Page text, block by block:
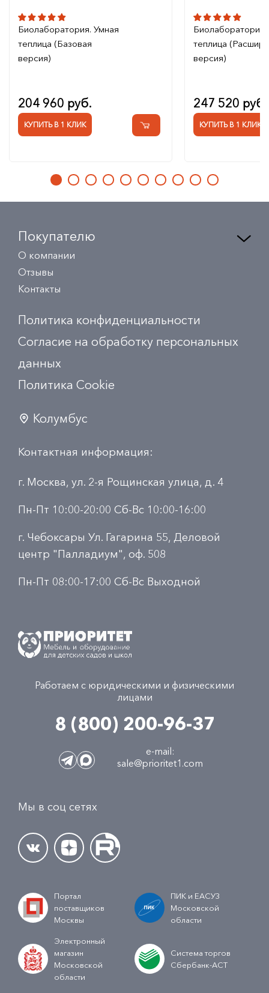
Биолаборатория. Умная
теплица (Базовая
версия)
204 960 руб.
КУПИТЬ В 1 КЛИК
Биолаборатория.
теплица
версия)
247 520 руб.
КУПИТЬ В 1 КЛИК
Покупателю
О компании
Отзывы
Контакты
Политика конфиденциальности
Согласие на обработку персональных
данных
Политика Сookie
Колумбус
Контактная информация:
г. Москва, ул. 2-я Рощинская улица, д. 4
Пн-Пт 10:00-20:00 Сб-Вс 10:00-16:00
г. Чебоксары Ул. Гагарина 55, Деловой
центр "Палладиум", оф. 508
Пн-Пт 08:00-17:00 Сб-Вс Выходной
Работаем с юридическими и физическими
лицами
8 (800) 200-96-37
e-mail:
sale@prioritet1.com
Мы в соц сетях
Портал
поставщиков
Москвы
ПИК и ЕАСУЗ
Московской
области
Электронный
магазин
Московской
области
Система торгов
Сбербанк-АСТ